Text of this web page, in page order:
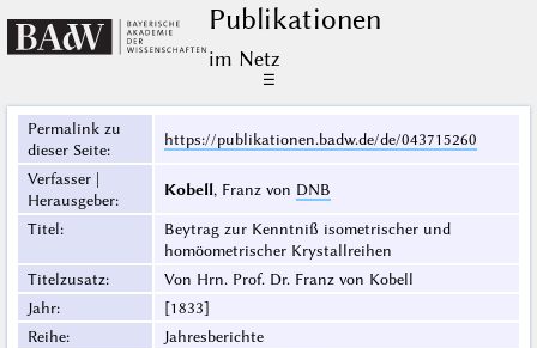
Publikationen
im Netz
☰
Permalink zu
dieser Seite:
https://publikationen.badw.de/de/043715260
Verfasser |
Herausgeber:
Kobell, Franz von DNB
Titel:
Beytrag zur Kenntniß isometrischer und
homöometrischer Krystallreihen
Titelzusatz:
Von Hrn. Prof. Dr. Franz von Kobell
Jahr:
[1833]
Reihe:
Jahresberichte